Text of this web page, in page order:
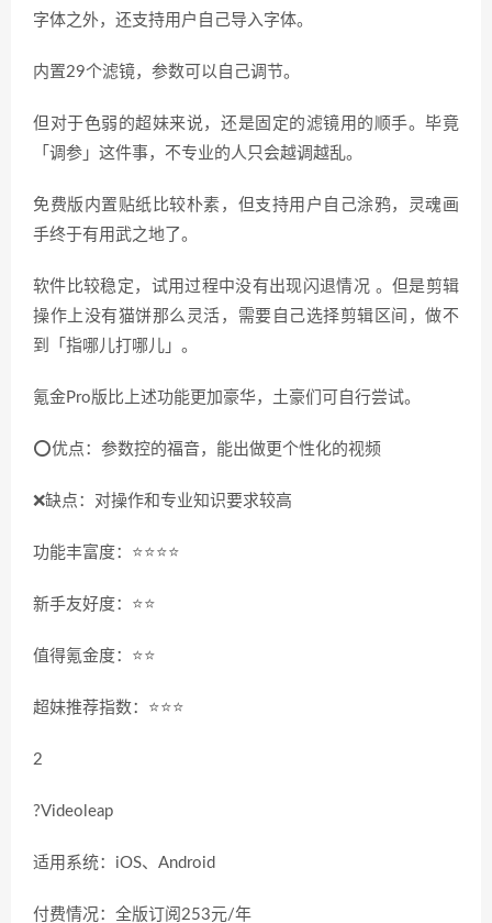
字体之外，还支持用户自己导入字体。
内置29个滤镜，参数可以自己调节。
但对于色弱的超妹来说，还是固定的滤镜用的顺手。毕竟
「调参」这件事，不专业的人只会越调越乱。
免费版内置贴纸比较朴素，但支持用户自己涂鸦，灵魂画
手终于有用武之地了。
软件比较稳定，试用过程中没有出现闪退情况 。但是剪辑
操作上没有猫饼那么灵活，需要自己选择剪辑区间，做不
到「指哪儿打哪儿」。
氪金Pro版比上述功能更加豪华，土豪们可自行尝试。
⭕️优点：参数控的福音，能出做更个性化的视频
❌缺点：对操作和专业知识要求较高
功能丰富度：⭐️⭐️⭐️⭐️
新手友好度：⭐️⭐️
值得氪金度：⭐️⭐️
超妹推荐指数：⭐️⭐️⭐️
2
?Videoleap
适用系统：iOS、Android
付费情况：全版订阅253元/年